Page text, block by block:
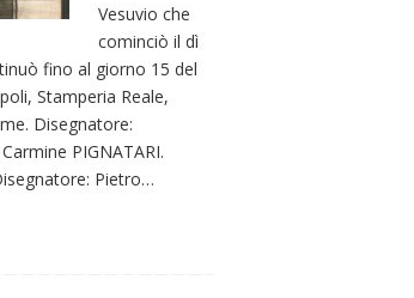
Vesuvio che
cominciò il dì
fino al giorno 15 del
Stamperia Reale,
Disegnatore:
PIGNATARI.
Pietro…